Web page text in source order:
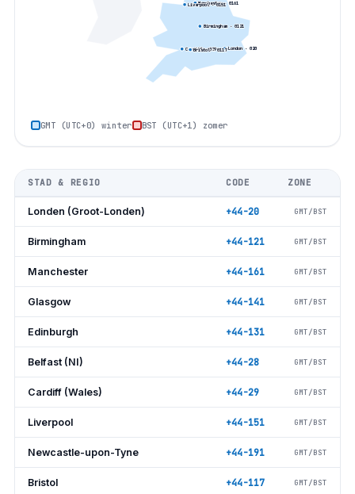
London· 020
Birmingham·0121
Manchester·0161
Cardiff·029
Liverpool·0151
Bristol·0117
GMT (UTC+0) winter BST (UTC+1) zomer
STAD & REGIO CODE ZONE
Londen (Groot-Londen) +44-20 GMT/BST
Birmingham +44-121 GMT/BST
Manchester +44-161 GMT/BST
Glasgow +44-141 GMT/BST
Edinburgh +44-131 GMT/BST
Belfast (NI) +44-28 GMT/BST
Cardiff (Wales) +44-29 GMT/BST
Liverpool +44-151 GMT/BST
Newcastle-upon-Tyne +44-191 GMT/BST
Bristol +44-117 GMT/BST